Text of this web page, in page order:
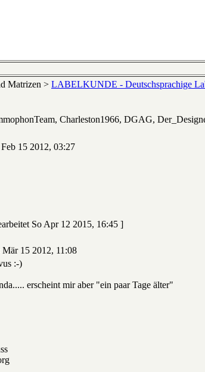
Matrizen > LABELKUNDE - Deutschsprachige
Charleston1966, DGAG,
15 2012, 03:27
So Apr 12 2015, 16:45 ]
15 2012, 11:08
:-)
erscheint mir aber "ein paar Tage älter"